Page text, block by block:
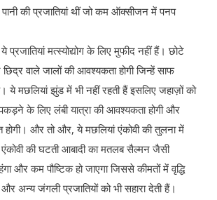
की प्रजातियां थीं जो कम ऑक्सीजन में पनप
प्रजातियां मत्स्योद्योग के लिए मुफीद नहीं हैं। छोटे
वाले जालों की आवश्यकता होगी जिन्हें साफ
ये मछलियां झुंड में भी नहीं रहती हैं इसलिए जहाज़ों को
के लिए लंबी यात्रा की आवश्यकता होगी और
और तो और, ये मछलियां एंकोवी की तुलना में
एंकोवी की घटती आबादी का मतलब सैल्मन जैसी
और कम पौष्टिक हो जाएगा जिससे कीमतों में वृद्धि
अन्य जंगली प्रजातियों को भी सहारा देती हैं।